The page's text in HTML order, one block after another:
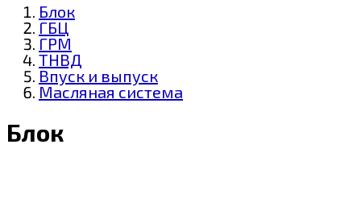
Блок
ГБЦ
ГРМ
ТНВД
Впуск и выпуск
Масляная система
Блок